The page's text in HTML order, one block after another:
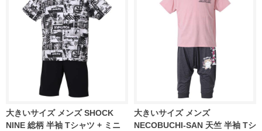
大きいサイズ メンズ SHOCK
NINE 総柄 半袖 Tシャツ + ミニ
大きいサイズ メンズ
NECOBUCHI-SAN 天竺 半袖 Tシ